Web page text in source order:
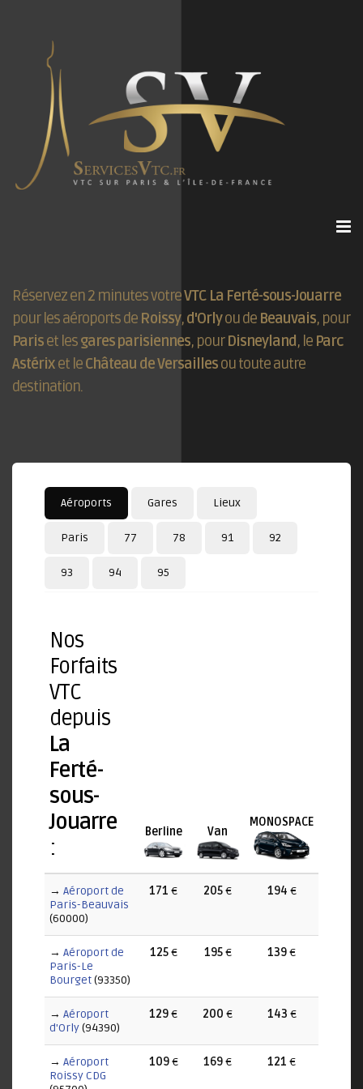
Réservez en 2 minutes votreVTC La Ferté-sous-Jouarre
pour les aéroports de Roissy,d'Orlyou de Beauvais, pour
Pariset lesgares parisiennes, pourDisneyland, le Parc
Astérixet leChâteau de Versaillesou toute autre
destination.
Aéroports Gares Lieux
Paris 77 78 91 92
93 94 95
Nos
Forfaits
VTC
depuis
La
Ferté-
sous-
Jouarre
:
Berline Van
MONOSPACE
→ Aéroport de
Paris-Beauvais
(60000)
171 € 205€ 194 €
→ Aéroport de
Paris-Le
Bourget(93350)
125€ 195€ 139€
→ Aéroport
d'Orly(94390)
129€ 200 € 143 €
→ Aéroport
Roissy CDG
109€ 169€ 121 €